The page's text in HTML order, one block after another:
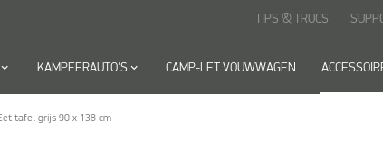
keyboard_arrow_down KAMPEERAUTO'Skeyboard_arrow_down CAMP-LET VOUWWAGEN
TIPS & TRUCS
tafel grijs 90 x 138 cm